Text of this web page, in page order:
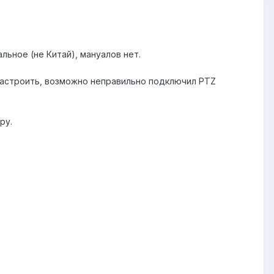
(не Китай), мануалов нет.
возможно неправильно подключил PTZ